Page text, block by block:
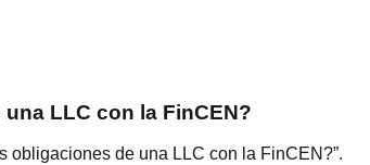
LLC con la FinCEN?
obligaciones de una LLC con la FinCEN?”.